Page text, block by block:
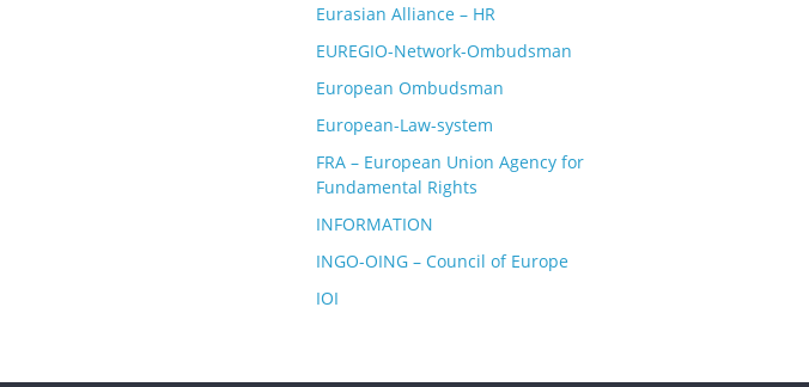
Eurasian Alliance – HR
EUREGIO-Network-Ombudsman
European Ombudsman
European-Law-system
FRA – European Union Agency for
Fundamental Rights
INFORMATION
INGO-OING – Council of Europe
IOI